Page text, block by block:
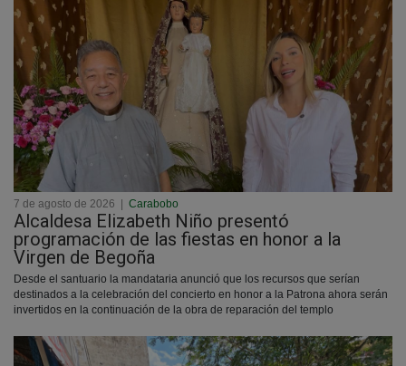
7 de agosto de 2026 Carabobo
Alcaldesa Elizabeth Niño presentó
programación de las fiestas en honor a la
Virgen de Begoña
Desde el santuario la mandataria anunció que los recursos que serían
destinados a la celebración del concierto en honor a la Patrona ahora serán
invertidos en la continuación de la obra de reparación del templo